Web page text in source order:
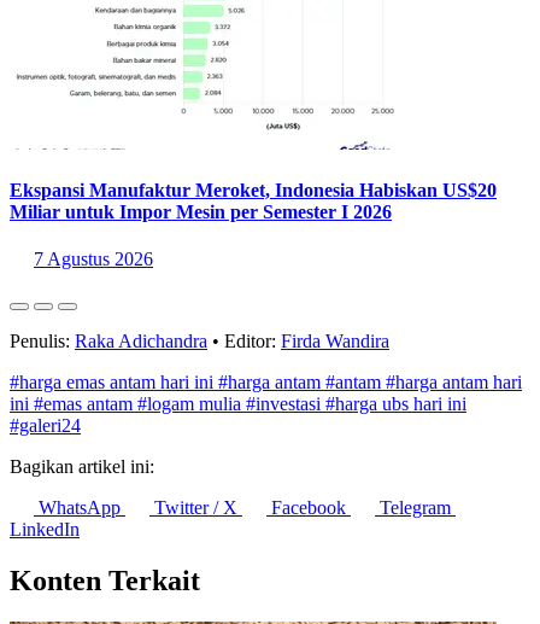
Investasi Jangka Panjang untuk Gen Z, Emas Jadi
Pilihan Terpopuler
Sumber:
https://pegadaian.co.id/harga-emas
Statistik Terbaru